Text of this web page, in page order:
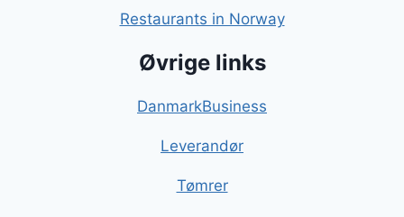
Restaurants in Norway
Øvrige links
DanmarkBusiness
Leverandør
Tømrer